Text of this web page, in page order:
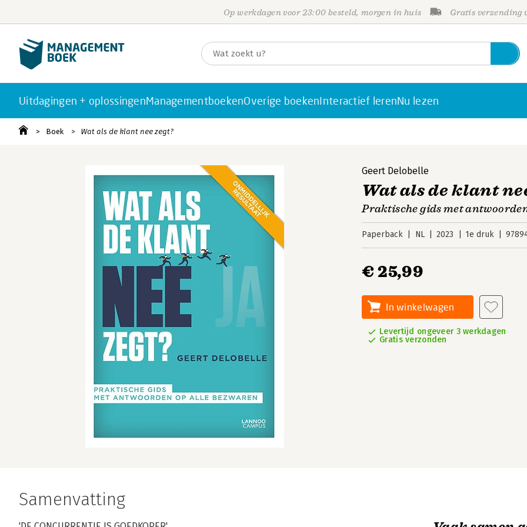
Op werkdagen voor 23:00 besteld, morgen in huis Gratis verzending
Uitdagingen + oplossingenManagementboekenOverige boekenInteractief lerenNu lezen
Boek Wat als de klant nee zegt?
Geert Delobelle
Wat als de klant
Praktische gids met
Paperback NL 2023 1e druk
€ 25,99
In winkelwagen
Levertijd ongeveer 3 werkdagen
Gratis verzonden
Samenvatting